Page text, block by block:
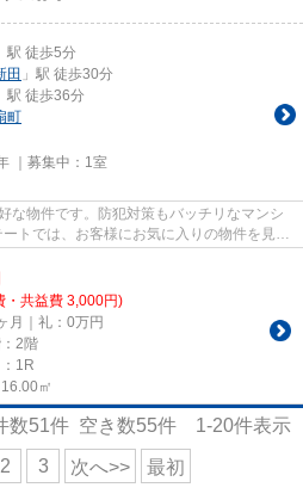
駅 徒歩5分
田 」駅 徒歩30分
駅 徒歩36分
町
｜募集中： 1室
な物件です。防犯対策もバッチリなマンシ
トでは、お客様にお気に入りの物件を見つ
・共益費 3,000円)
月｜礼：0万円
2階
1R
㎡
数51件 空き数55件 1-20件表示
2 3 次へ>> 最初